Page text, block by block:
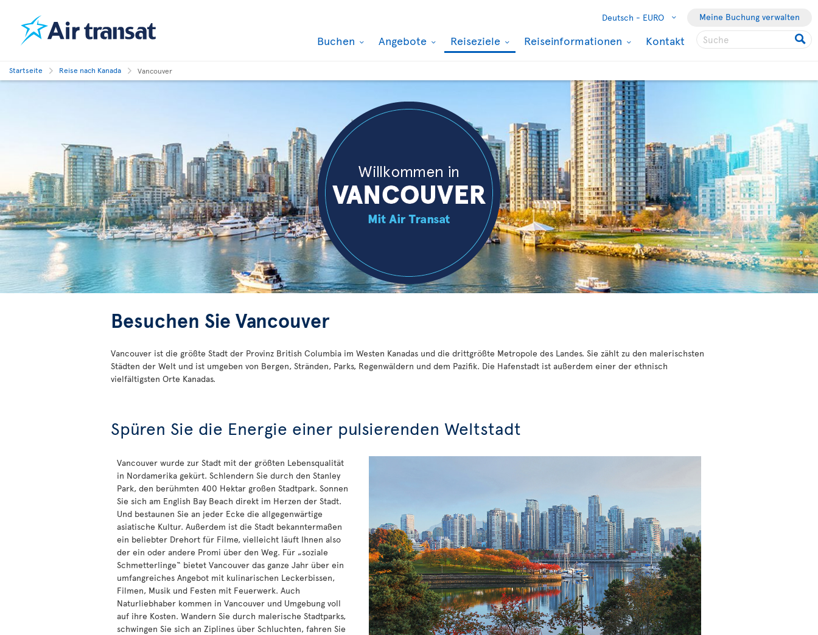
Deutsch - EURO Meine Buchung verwalten
Buchen Angebote Reiseziele Reiseinformationen Kontakt
Startseite Reise nach Kanada Vancouver
Besuchen Sie Vancouver
Vancouver ist die größte Stadt der Provinz British Columbia im Westen Kanadas und die drittgrößte Metropole des Landes. Sie zählt zu den malerischsten
Städten der Welt und ist umgeben von Bergen, Stränden, Parks, Regenwäldern und dem Pazifik. Die Hafenstadt ist außerdem einer der ethnisch
vielfältigsten Orte Kanadas.
Spüren Sie die Energie einer pulsierenden Weltstadt
Vancouver wurde zur Stadt mit der größten Lebensqualität
in Nordamerika gekürt. Schlendern Sie durch den Stanley
Park, den berühmten 400 Hektar großen Stadtpark. Sonnen
Sie sich am English Bay Beach direkt im Herzen der Stadt.
Und bestaunen Sie an jeder Ecke die allgegenwärtige
asiatische Kultur. Außerdem ist die Stadt bekanntermaßen
ein beliebter Drehort für Filme, vielleicht läuft Ihnen also
der ein oder andere Promi über den Weg. Für „soziale
Schmetterlinge“ bietet Vancouver das ganze Jahr über ein
umfangreiches Angebot mit kulinarischen Leckerbissen,
Filmen, Musik und Festen mit Feuerwerk. Auch
Naturliebhaber kommen in Vancouver und Umgebung voll
auf ihre Kosten. Wandern Sie durch malerische Stadtparks,
schwingen Sie sich an Ziplines über Schluchten, fahren Sie